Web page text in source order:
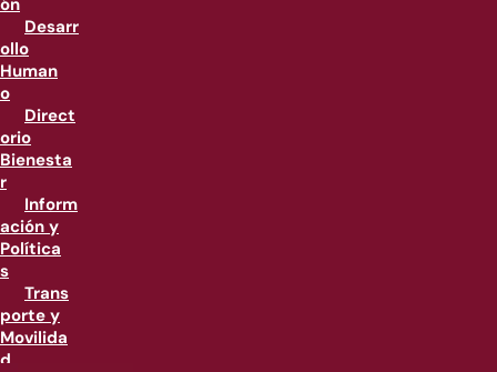
ón
Desarr
ollo
Human
o
Direct
orio
Bienesta
r
Inform
ación y
Política
s
Trans
porte y
Movilida
d